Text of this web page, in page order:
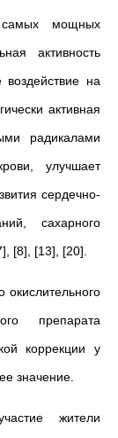
самых мощных
активность
воздействие на
активная
радикалами
улучшает
сердечно-
сахарного
[8], [13], [20].
окислительного
препарата
коррекции у
значение.
жители